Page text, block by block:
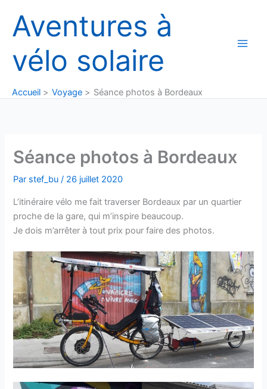
contenu
Aventures à
vélo solaire
Accueil Voyage Séance photos à Bordeaux
Séance photos à Bordeaux
Par stef_bu/ 26 juillet 2020
L’itinéraire vélo me fait traverser Bordeaux par un quartier
proche de la gare, qui m’inspire beaucoup.
Je dois m’arrêter à tout prix pour faire des photos.